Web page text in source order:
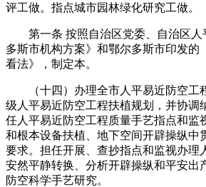
评工做。指点城市园林绿化研究工做。
第一条 按照自治区党委、自治区人
多斯市机构方案》和鄂尔多斯市印发的
看法》，制定本。
（十四）办理全市人平易近防空工
级人平易近防空工程扶植规划，并协调
任人平易近防空工程质量手艺指点和监
和根本设备扶植、地下空间开辟操纵中
要求。担任开展、查抄指点和监视办理
安然平静转换、分析开辟操纵和平安出
防空科学手艺研究。